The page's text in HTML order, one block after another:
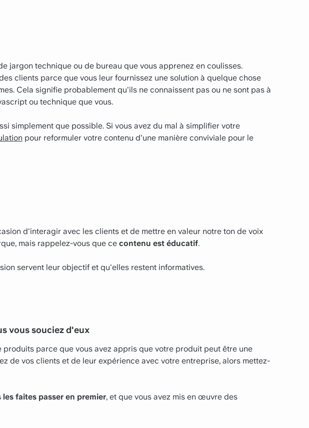
jargon technique ou de bureau que vous apprenez en coulisses.
clients parce que vous leur fournissez une solution à quelque chose
Cela signifie probablement qu'ils ne connaissent pas ou ne sont pas à
ou technique que vous.
simplement que possible. Si vous avez du mal à simplifier votre
pour reformuler votre contenu d'une manière conviviale pour le
d'interagir avec les clients et de mettre en valeur notre ton de voix
mais rappelez-vous que ce contenu est éducatif.
servent leur objectif et qu'elles restent informatives.
vous souciez d'eux
produits parce que vous avez appris que votre produit peut être une
de vos clients et de leur expérience avec votre entreprise, alors mettez-
faites passer en premier, et que vous avez mis en œuvre des